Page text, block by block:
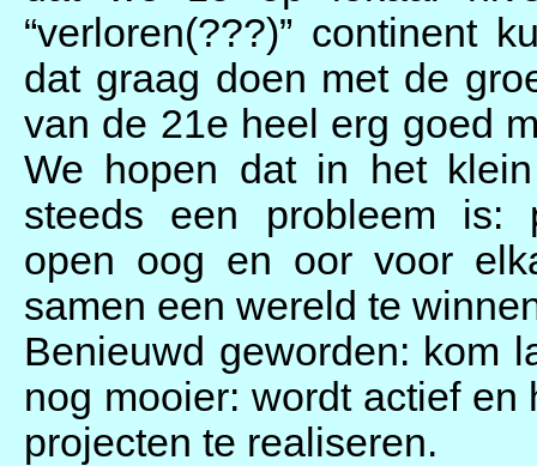
“verloren(???)” continent
dat graag doen met de
van de 21e heel erg goed
We hopen dat in het
steeds een probleem is:
open oog en oor voor
samen een wereld te
Benieuwd geworden: kom
nog mooier: wordt actief
projecten te realiseren.